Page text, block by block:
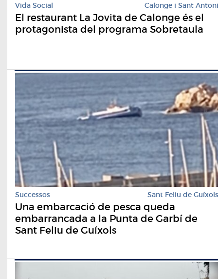
Vida Social Calonge i Sant Antoni
El restaurant La Jovita de Calonge és el
protagonista del programa Sobretaula
Successos Sant Feliu de Guíxols
Una embarcació de pesca queda
embarrancada a la Punta de Garbí de
Sant Feliu de Guíxols